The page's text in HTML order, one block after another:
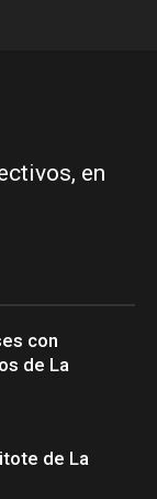
en
con
de La
de La